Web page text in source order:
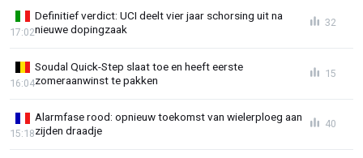
Definitief verdict: UCI deelt vier jaar schorsing uit na
nieuwe dopingzaak
17:02
32
Soudal Quick-Step slaat toe en heeft eerste
zomeraanwinst te pakken
16:04
15
Alarmfase rood: opnieuw toekomst van wielerploeg aan
zijden draadje
15:18
40